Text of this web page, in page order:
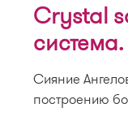
Crystal
система.
Сияние
построению